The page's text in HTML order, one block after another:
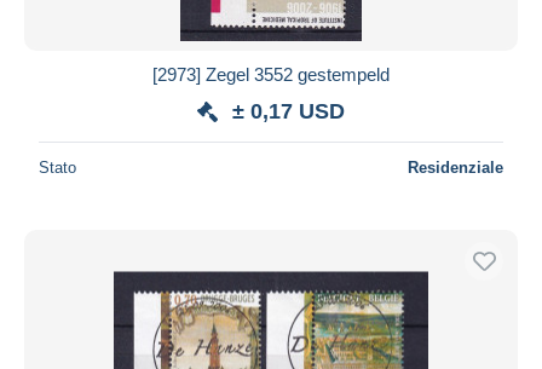
[2973] Zegel 3552 gestempeld
± 0,17 USD
Stato Residenziale